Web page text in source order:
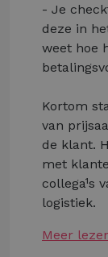
- Je
deze in
weet hoe
Kortom
van
de klant.
met
collega¹s
logistiek.
Meer